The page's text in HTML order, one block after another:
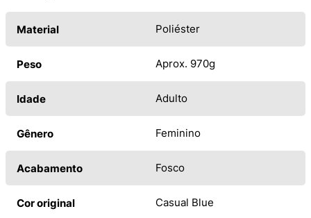
Material Poliéster
Peso Aprox. 970g
Idade Adulto
Gênero Feminino
Acabamento Fosco
Cor original Casual Blue